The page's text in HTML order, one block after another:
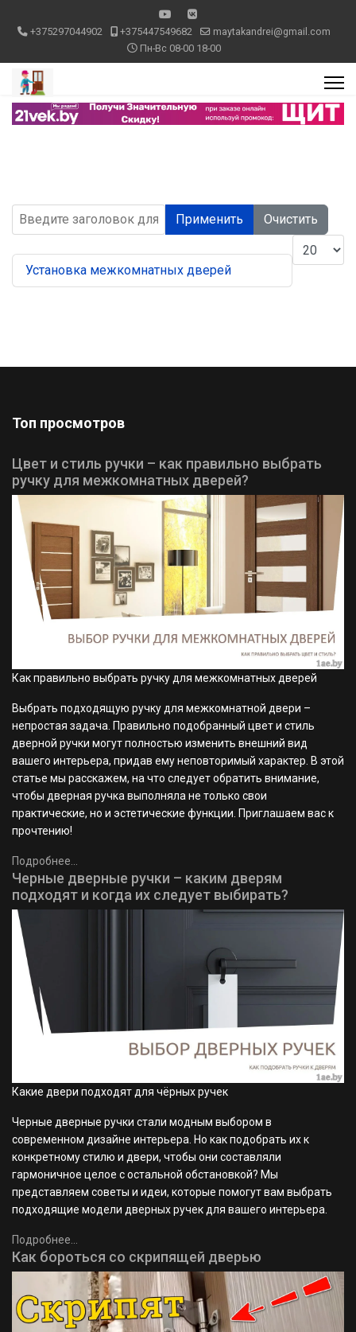
+375297044902 +375447549682
maytakandrei@gmail.com
Пн-Вс 08-00 18-00
Введите заголовок для поиска...Применить
Очистить
Кол-во
Установка межкомнатных дверей
Топ просмотров
Цвет и стиль ручки – как правильно выбрать
ручку для межкомнатных дверей?
Как правильно выбрать ручку для межкомнатных дверей
Выбрать подходящую ручку для межкомнатной двери –
непростая задача. Правильно подобранный цвет и стиль
дверной ручки могут полностью изменить внешний вид
вашего интерьера, придав ему неповторимый характер. В этой
статье мы расскажем, на что следует обратить внимание,
чтобы дверная ручка выполняла не только свои
практические, но и эстетические функции. Приглашаем вас к
прочтению!
Подробнее...
Черные дверные ручки – каким дверям
подходят и когда их следует выбирать?
Какие двери подходят для чёрных ручек
Черные дверные ручки стали модным выбором в
современном дизайне интерьера. Но как подобрать их к
конкретному стилю и двери, чтобы они составляли
гармоничное целое с остальной обстановкой? Мы
представляем советы и идеи, которые помогут вам выбрать
подходящие модели дверных ручек для вашего интерьера.
Подробнее...
Как бороться со скрипящей дверью